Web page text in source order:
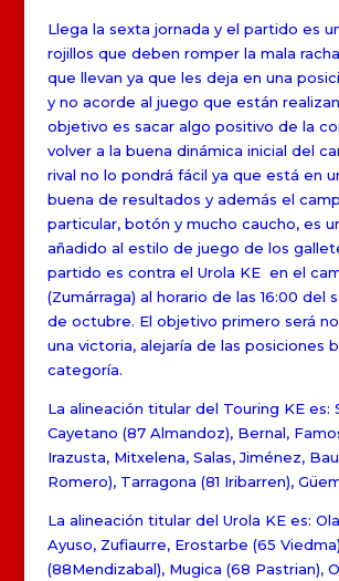
Llega la sexta jornada y el partido es
rojillos que deben romper la mala
que llevan ya que les deja en una
y no acorde al juego que están
objetivo es sacar algo positivo de la
volver a la buena dinámica inicial del
rival no lo pondrá fácil ya que está en
buena de resultados y además el
particular, botón y mucho caucho, es
añadido al estilo de juego de los
partido es contra el Urola KE en el
(Zumárraga) al horario de las 16:00 del
de octubre. El objetivo primero será
una victoria, alejaría de las posiciones
categoría.
La alineación titular del Touring KE es:
Cayetano (87 Almandoz), Bernal,
Irazusta, Mitxelena, Salas, Jiménez,
Romero), Tarragona (81 Iribarren),
La alineación titular del Urola KE es:
Ayuso, Zufiaurre, Erostarbe (65
(88Mendizabal), Mugica (68 Pastrian),